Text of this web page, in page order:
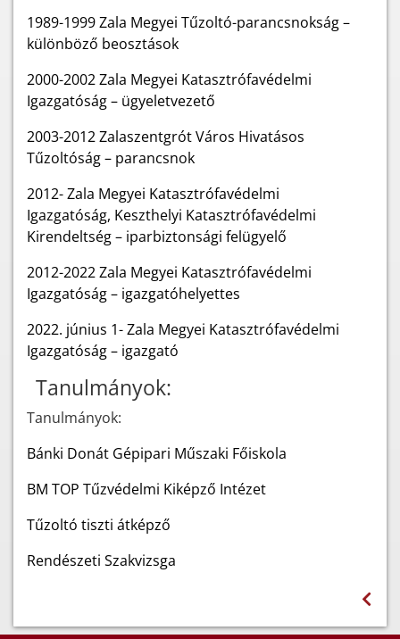
1989-1999 Zala Megyei Tűzoltó-parancsnokság –
különböző beosztások
2000-2002 Zala Megyei Katasztrófavédelmi
Igazgatóság – ügyeletvezető
2003-2012 Zalaszentgrót Város Hivatásos
Tűzoltóság – parancsnok
2012- Zala Megyei Katasztrófavédelmi
Igazgatóság, Keszthelyi Katasztrófavédelmi
Kirendeltség – iparbiztonsági felügyelő
2012-2022 Zala Megyei Katasztrófavédelmi
Igazgatóság – igazgatóhelyettes
2022. június 1- Zala Megyei Katasztrófavédelmi
Igazgatóság – igazgató
Tanulmányok:
Tanulmányok:
Bánki Donát Gépipari Műszaki Főiskola
BM TOP Tűzvédelmi Kiképző Intézet
Tűzoltó tiszti átképző
Rendészeti Szakvizsga